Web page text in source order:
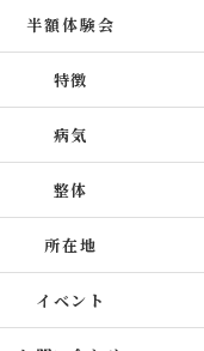
半額体験会
特徴
病気
整体
所在地
イベント